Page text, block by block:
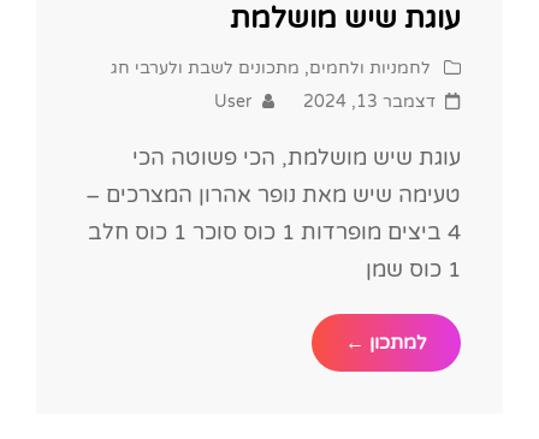
עוגת שיש מושלמת
Cat
לחמניות ולחמים, מתכונים לשבת ולערבי חג
Posted
דצמבר 13, 2024 User
עוגת שיש מושלמת, הכי פשוטה הכי
טעימה שיש מאת נופר אהרון המצרכים –
4 ביצים מופרדות 1 כוס סוכר 1 כוס חלב
1 כוס שמן
למתכון ← עוגת
שיש